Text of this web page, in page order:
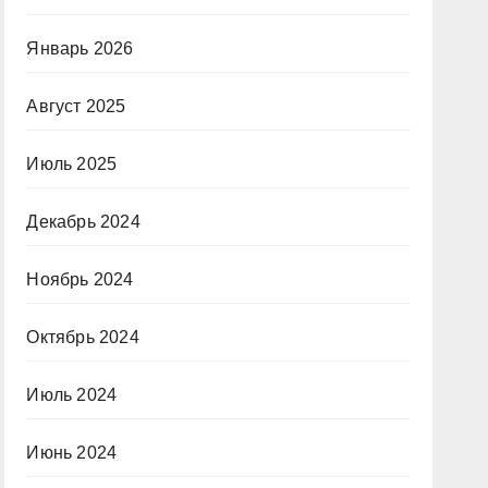
Январь 2026
Август 2025
Июль 2025
Декабрь 2024
Ноябрь 2024
Октябрь 2024
Июль 2024
Июнь 2024